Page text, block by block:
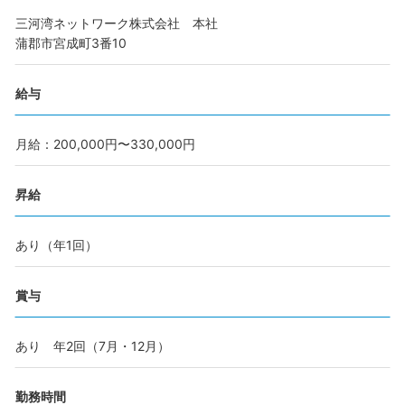
三河湾ネットワーク株式会社 本社
蒲郡市宮成町3番10
給与
月給：200,000円〜330,000円
昇給
あり（年1回）
賞与
あり 年2回（7月・12月）
勤務時間